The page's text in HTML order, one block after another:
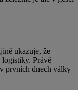
ukazuje, že
Právě
prvních dnech války